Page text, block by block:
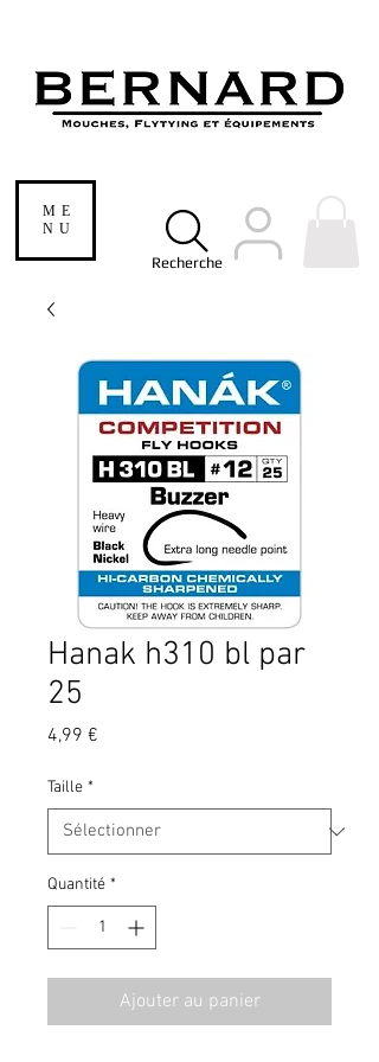
ME
NU
Recherche
Hanak h310 bl par
25
4,99 €
Taille *
Quantité *
Ajouter au panier